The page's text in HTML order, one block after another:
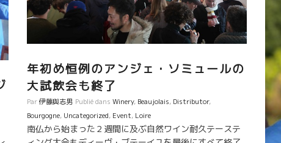
年初め恒例のアンジェ・ソミュールの
大試飲会も終了
Par伊藤與志男 Publié dans Winery, Beaujolais, Distributor,
Bourgogne, Uncategorized, Event, Loire
南仏から始まった２週間に及ぶ自然ワイン耐久テーステ